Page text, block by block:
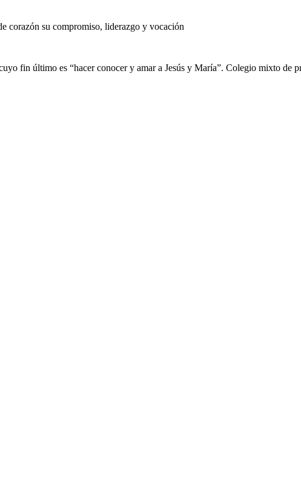
corazón su compromiso, liderazgo y vocación
fin último es “hacer conocer y amar a Jesús y María”. Colegio mixto de